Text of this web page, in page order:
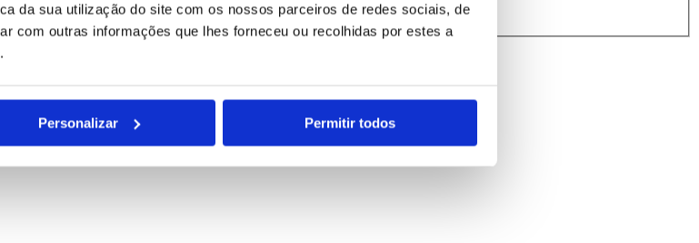
da sua utilização do site com os nossos parceiros de redes sociais, de
com outras informações que lhes forneceu ou recolhidas por estes a
Personalizar Permitir todos
contacto, única e exclusivamente por parte da Brindibérica.